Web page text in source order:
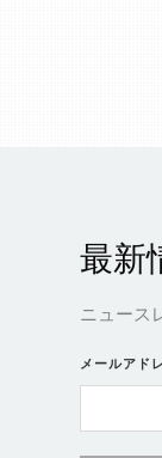
最新
ニュース
メールアド